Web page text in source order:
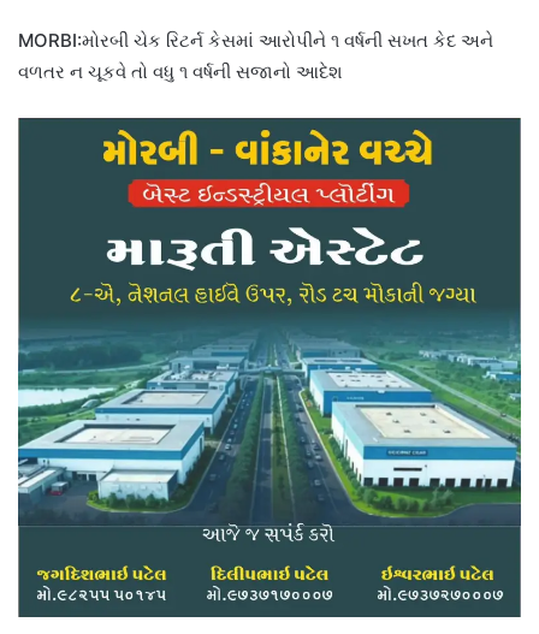
MORBI:મોરબી ચેક રિટર્ન કેસમાં આરોપીને ૧ વર્ષની સખત કેદ અને
વળતર ન ચૂકવે તો વધુ ૧ વર્ષની સજાનો આદેશ